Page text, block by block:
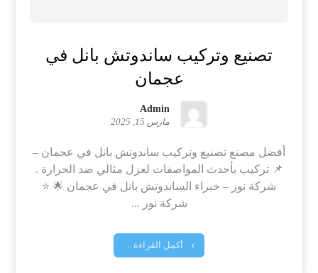
تصنيع وتركيب ساندوتش بانل في
عجمان
Admin
مارس 15, 2025
أفضل مصنع تصنيع وتركيب ساندوتش بانل في عجمان –
📌 تركيب بأحدث المواصفات لعزل مثالي ضد الحرارة .
شركة نور – خبراء الساندوتش بانل في عجمان 🌟 ⭐
شركة نور ...
أكمل القراءة ...